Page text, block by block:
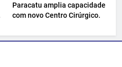
Paracatu amplia capacidade
com novo Centro Cirúrgico.